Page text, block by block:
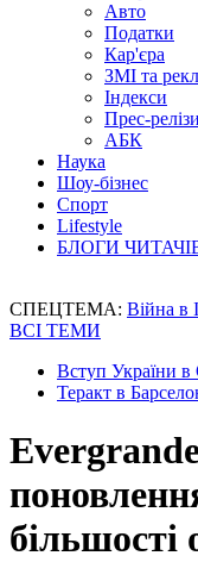
Авто
Податки
Кар'єра
ЗМІ та
Індекси
Прес-релізи
АБК
Наука
Шоу-бізнес
Спорт
Lifestyle
БЛОГИ
СПЕЦТЕМА: Війна в
ВСІ ТЕМИ
Вступ України
Теракт в
більшості